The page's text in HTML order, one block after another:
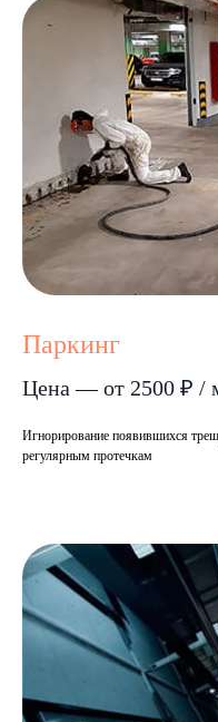
Паркинг
Цена — от 2500 ₽ /
Игнорирование появившихся
регулярным протечкам